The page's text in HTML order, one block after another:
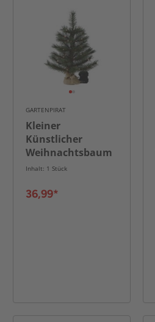
GARTENPIRAT
Kleiner
Künstlicher
Weihnachtsbaum
45 cm beleuchtet
Inhalt: 1 Stück
36,99*